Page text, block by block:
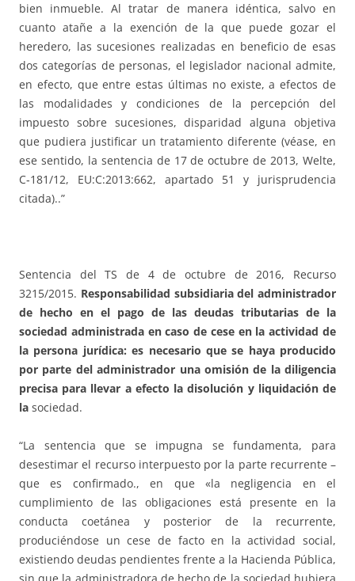
bien inmueble. Al tratar de manera idéntica, salvo en
cuanto atañe a la exención de la que puede gozar el
heredero, las sucesiones realizadas en beneficio de esas
dos categorías de personas, el legislador nacional admite,
en efecto, que entre estas últimas no existe, a efectos de
las modalidades y condiciones de la percepción del
impuesto sobre sucesiones, disparidad alguna objetiva
que pudiera justificar un tratamiento diferente (véase, en
ese sentido, la sentencia de 17 de octubre de 2013, Welte,
C‑181/12, EU:C:2013:662, apartado 51 y jurisprudencia
citada)..”
Sentencia del TS de 4 de octubre de 2016, Recurso
3215/2015. Responsabilidad subsidiaria del administrador
de hecho en el pago de las deudas tributarias de la
sociedad administrada en caso de cese en la actividad de
la persona jurídica: es necesario que se haya producido
por parte del administrador una omisión de la diligencia
precisa para llevar a efecto la disolución y liquidación de
la sociedad.
“La sentencia que se impugna se fundamenta, para
desestimar el recurso interpuesto por la parte recurrente –
que es confirmado., en que «la negligencia en el
cumplimiento de las obligaciones está presente en la
conducta coetánea y posterior de la recurrente,
produciéndose un cese de facto en la actividad social,
existiendo deudas pendientes frente a la Hacienda Pública,